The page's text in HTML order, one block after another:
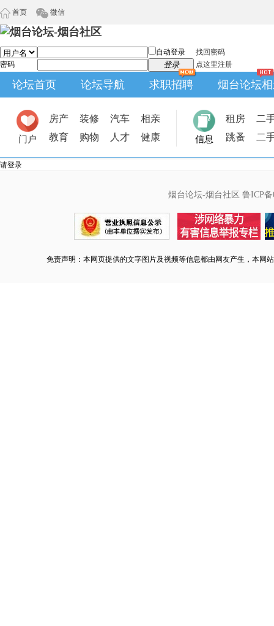
首页 微信
自动登录
找回密码
密码
登录 点这里注册
论坛首页 论坛导航 求职招聘 烟台论坛
门户
房产 装修 汽车
相亲
教育
购物 人才 健康 信息
租房
二
跳蚤
二
请登录
烟台论坛-烟台社区 鲁ICP备
免责声明：本网页提供的文字图片及视频等信息都由网友产生，本网